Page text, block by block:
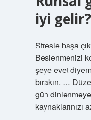
iyi gelir?
Stresle başa
Beslenmenizi
şeye evet
bırakın. …
gün
kaynaklarınızı